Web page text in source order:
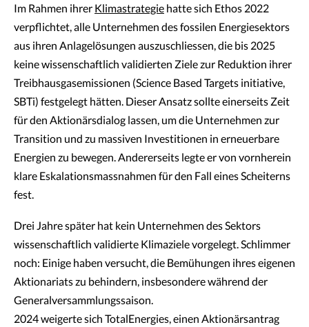
Im Rahmen ihrer Klimastrategie hatte sich Ethos 2022
verpflichtet, alle Unternehmen des fossilen Energiesektors
aus ihren Anlagelösungen auszuschliessen, die bis 2025
keine wissenschaftlich validierten Ziele zur Reduktion ihrer
Treibhausgasemissionen (Science Based Targets initiative,
SBTi) festgelegt hätten. Dieser Ansatz sollte einerseits Zeit
für den Aktionärsdialog lassen, um die Unternehmen zur
Transition und zu massiven Investitionen in erneuerbare
Energien zu bewegen. Andererseits legte er von vornherein
klare Eskalationsmassnahmen für den Fall eines Scheiterns
fest.
Drei Jahre später hat kein Unternehmen des Sektors
wissenschaftlich validierte Klimaziele vorgelegt. Schlimmer
noch: Einige haben versucht, die Bemühungen ihres eigenen
Aktionariats zu behindern, insbesondere während der
Generalversammlungssaison.
2024 weigerte sich TotalEnergies, einen Aktionärsantrag